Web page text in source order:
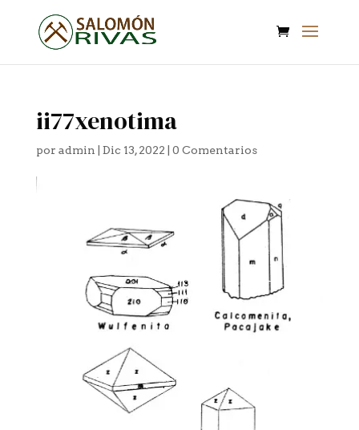
ii77xenotima
por admin Dic 13, 2022 0 Comentarios